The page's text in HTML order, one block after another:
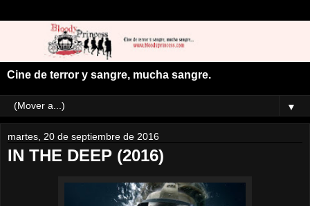
Cine de terror y sangre, mucha sangre.
▼
martes, 20 de septiembre de 2016
IN THE DEEP (2016)